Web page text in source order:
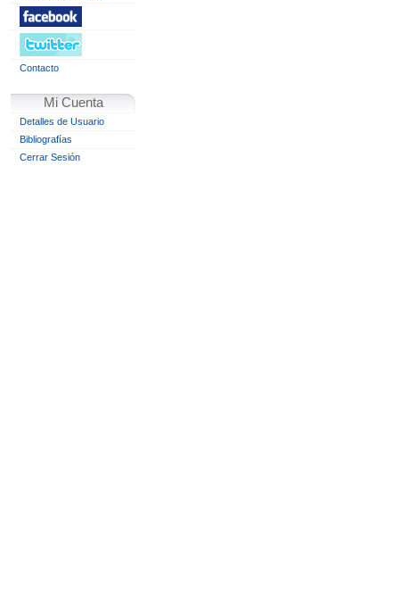
Contacto
Mi Cuenta
Detalles de Usuario
Bibliografías
Cerrar Sesión